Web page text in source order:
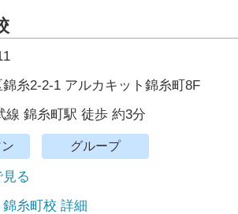
糸2-2-1 アルカキット錦糸町8F
線 錦糸町駅 徒歩 約3分
グループ
る
糸町校 詳細